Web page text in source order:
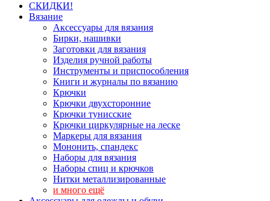
СКИДКИ!
Вязание
Аксессуары для вязания
Бирки, нашивки
Заготовки для вязания
Изделия ручной работы
Инструменты и приспособления
Книги и журналы по вязанию
Крючки
Крючки двухсторонние
Крючки тунисские
Крючки циркулярные на леске
Маркеры для вязания
Мононить, спандекс
Наборы для вязания
Наборы спиц и крючков
Нитки металлизированные
и много ещё